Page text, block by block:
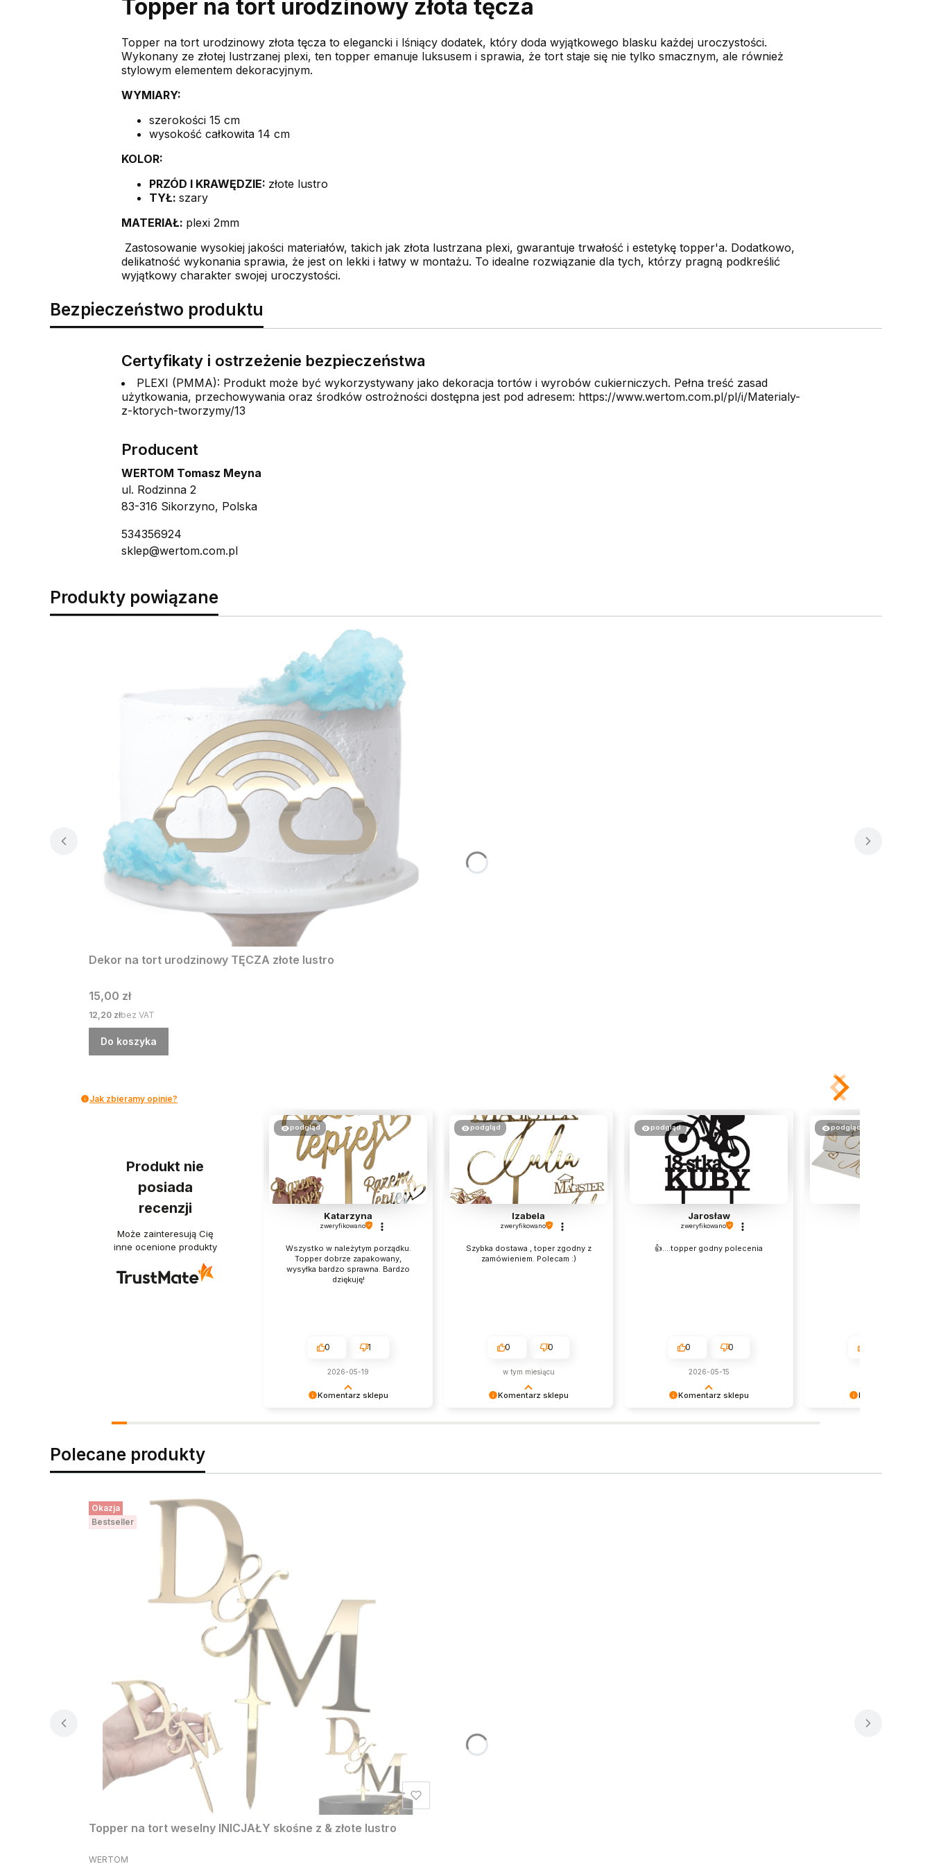
Topper na tort urodzinowy złota tęcza
Topper na tort urodzinowy złota tęcza to elegancki i lśniący dodatek, który doda wyjątkowego blasku każdej uroczystości.
Wykonany ze złotej lustrzanej plexi, ten topper emanuje luksusem i sprawia, że tort staje się nie tylko smacznym, ale również
stylowym elementem dekoracyjnym.
WYMIARY:
szerokości 15 cm
wysokość całkowita 14 cm
KOLOR:
PRZÓD I KRAWĘDZIE: złote lustro
TYŁ: szary
MATERIAŁ: plexi 2mm
Zastosowanie wysokiej jakości materiałów, takich jak złota lustrzana plexi, gwarantuje trwałość i estetykę topper'a. Dodatkowo,
delikatność wykonania sprawia, że jest on lekki i łatwy w montażu. To idealne rozwiązanie dla tych, którzy pragną podkreślić
wyjątkowy charakter swojej uroczystości.
Bezpieczeństwo produktu
Certyfikaty i ostrzeżenie bezpieczeństwa
PLEXI (PMMA): Produkt może być wykorzystywany jako dekoracja tortów i wyrobów cukierniczych. Pełna treść zasad
użytkowania, przechowywania oraz środków ostrożności dostępna jest pod adresem: https://www.wertom.com.pl/pl/i/Materialy-
z-ktorych-tworzymy/13
Producent
WERTOM Tomasz Meyna
ul. Rodzinna 2
83-316 Sikorzyno, Polska
534356924
sklep@wertom.com.pl
Produkty powiązane
Dekor na tort urodzinowy TĘCZA złote lustro
Cena
15,00 zł
Cena
12,20 złbez VAT
Do koszyka
Jak zbieramy opinie?
Produkt nie
posiada
recenzji
Może zainteresują Cię
inne ocenione produkty
Komentarz sklepu
podgląd
Katarzyna
zweryfikowano
Wszystko w należytym porządku.
Topper dobrze zapakowany,
wysyłka bardzo sprawna. Bardzo
dziękuję!
0 1
2026-05-19
Komentarz sklepu
podgląd
Izabela
zweryfikowano
Szybka dostawa , toper zgodny z
zamówieniem. Polecam :)
0 0
w tym miesiącu
Komentarz sklepu
podgląd
Jarosław
zweryfikowano
👍️....topper godny polecenia
0 0
2026-05-15
Komentarz sklepu
podgląd
Polecane produkty
Okazja
Bestseller
Topper na tort weselny INICJAŁY skośne z & złote lustro
PRODUCENT
WERTOM